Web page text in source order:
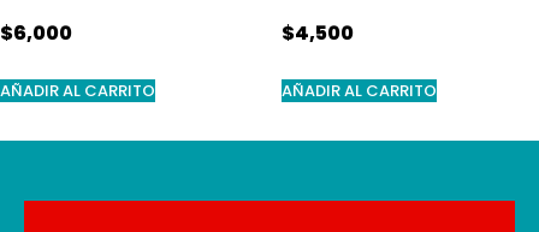
$6,000
AÑADIR AL CARRITO
$4,500
AÑADIR AL CARRITO